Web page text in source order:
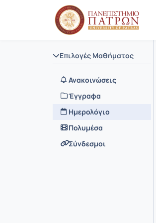
Επιλογές Μαθήματος
Ανακοινώσεις
Έγγραφα
Ημερολόγιο
Πολυμέσα
Σύνδεσμοι